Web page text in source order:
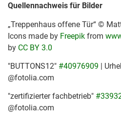
Quellennachweis für Bilder
„Treppenhaus offene Tür“ ©
Icons made by Freepik from
by CC BY 3.0
"BUTTONS12" #40976909 |
@fotolia.com
"zertifizierter fachbetrieb"
@fotolia.com